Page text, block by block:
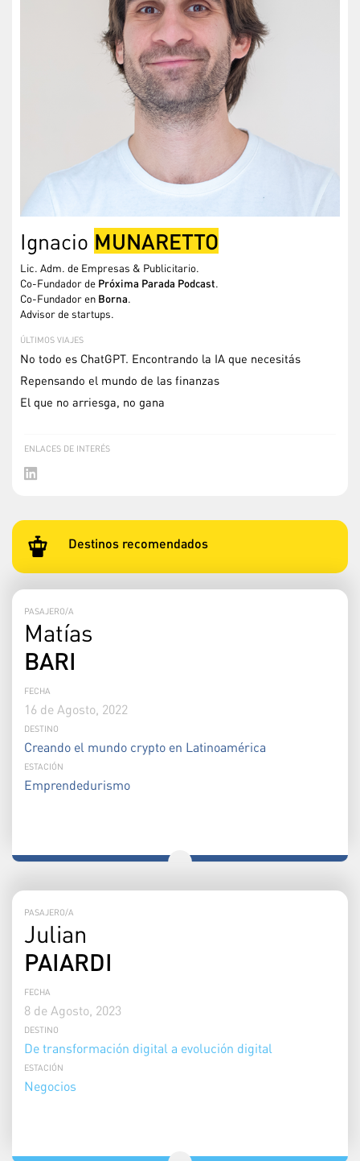
Ignacio MUNARETTO
Lic. Adm. de Empresas & Publicitario.
Co-Fundador de Próxima Parada Podcast.
Co-Fundador en Borna.
Advisor de startups.
ÚLTIMOS VIAJES
No todo es ChatGPT. Encontrando la IA que necesitás
Repensando el mundo de las finanzas
El que no arriesga, no gana
ENLACES DE INTERÉS
Destinos recomendados
PASAJERO/A
Matías
BARI
FECHA
16 de Agosto, 2022
DESTINO
Creando el mundo crypto en Latinoamérica
ESTACIÓN
Emprendedurismo
PASAJERO/A
Julian
PAIARDI
FECHA
8 de Agosto, 2023
DESTINO
De transformación digital a evolución digital
ESTACIÓN
Negocios